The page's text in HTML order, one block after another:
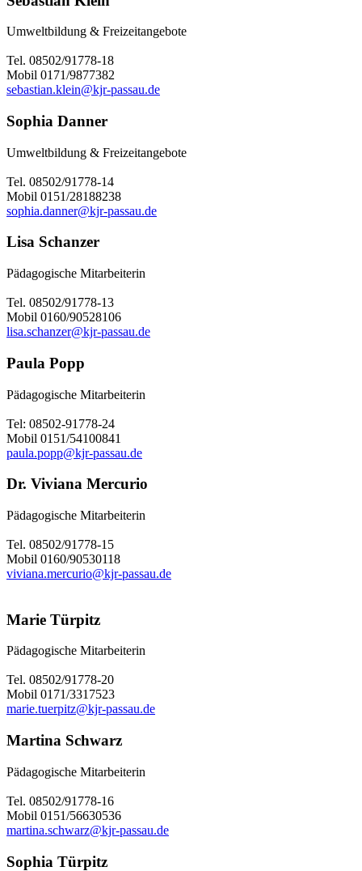
Umweltbildung & Freizeitangebote
Tel. 08502/91778-18
Mobil 0171/9877382
sebastian.klein@kjr-passau.de
Sophia Danner
Umweltbildung & Freizeitangebote
Tel. 08502/91778-14
Mobil 0151/28188238
sophia.danner@kjr-passau.de
Lisa Schanzer
Pädagogische Mitarbeiterin
Tel. 08502/91778-13
Mobil 0160/90528106
lisa.schanzer@kjr-passau.de
Paula Popp
Pädagogische Mitarbeiterin
Tel: 08502-91778-24
Mobil 0151/54100841
paula.popp@kjr-passau.de
Dr. Viviana Mercurio
Pädagogische Mitarbeiterin
Tel. 08502/91778-15
Mobil 0160/90530118
viviana.mercurio@kjr-passau.de
Marie Türpitz
Pädagogische Mitarbeiterin
Tel. 08502/91778-20
Mobil 0171/3317523
marie.tuerpitz@kjr-passau.de
Martina Schwarz
Pädagogische Mitarbeiterin
Tel. 08502/91778-16
Mobil 0151/56630536
martina.schwarz@kjr-passau.de
Sophia Türpitz